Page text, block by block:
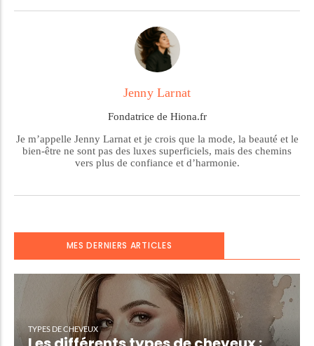
Jenny Larnat
Fondatrice de Hiona.fr
Je m’appelle Jenny Larnat et je crois que la mode, la beauté et le
bien-être ne sont pas des luxes superficiels, mais des chemins
vers plus de confiance et d’harmonie.
MES DERNIERS ARTICLES
TYPES DE CHEVEUX